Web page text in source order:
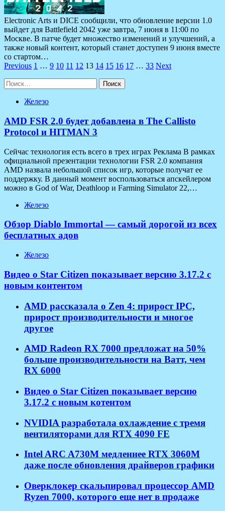
Electronic Arts и DICE сообщили, что обновление версии 1.0
выйдет для Battlefield 2042 уже завтра, 7 июня в 11:00 по
Москве. В патче будет множество изменений и улучшений, а
также новый контент, который станет доступен 9 июня вместе
со стартом…
Пагинация
записей
Previous 1 … 9 10 11 12 13 14 15 16 17 … 33 Next
Найти:
Железо
AMD FSR 2.0 будет добавлена в The Callisto
Protocol и HITMAN 3
Сейчас технология есть всего в трех играх Реклама В рамках
официальной презентации технологии FSR 2.0 компания
AMD назвала небольшой список игр, которые получат ее
поддержку. В данный момент воспользоваться апскейлером
можно в God of War, Deathloop и Farming Simulator 22,…
Железо
Обзор Diablo Immortal — самый дорогой из всех
бесплатных адов
Железо
Видео о Star Citizen показывает версию 3.17.2 с
новым контентом
AMD рассказала о Zen 4: прирост IPC,
прирост производительности и многое
другое
AMD Radeon RX 7000 предложат на 50%
больше производительности на Ватт, чем
RX 6000
Видео о Star Citizen показывает версию
3.17.2 с новым котентом
NVIDIA разработала охлаждение с тремя
вентиляторами для RTX 4090 FE
Intel ARC A730M медленнее RTX 3060M
даже после обновления драйверов графики
Оверклокер скальпировал процессор AMD
Ryzen 7000, которого еще нет в продаже